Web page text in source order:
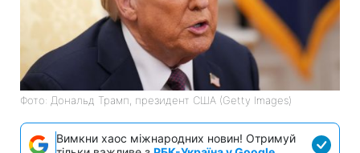
Фото: Дональд Трамп, президент США (Getty Images)
Вимкни хаос міжнародних новин! Отримуй